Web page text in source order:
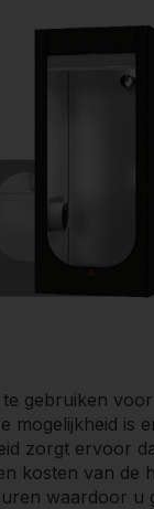
gebruiken voor
is
zorgt ervoor
kosten van de
waardoor u